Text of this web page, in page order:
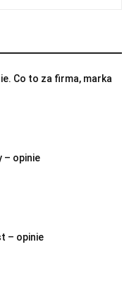
Co to za firma, marka
– opinie
– opinie